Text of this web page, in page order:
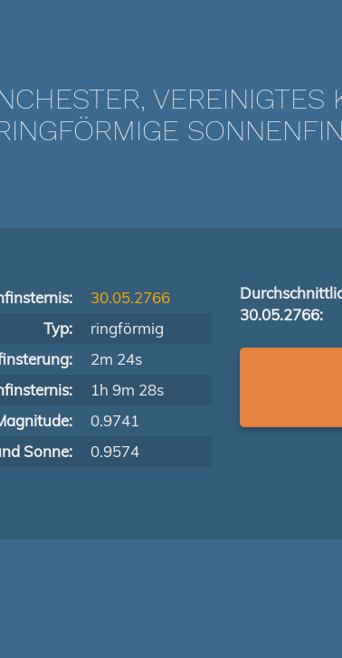
VEREINIGTES
30.05.2766
Typ:
ringförmig
2m 24s
1h 9m 28s
0.9741
Sonne:
0.9574
30.05.2766: